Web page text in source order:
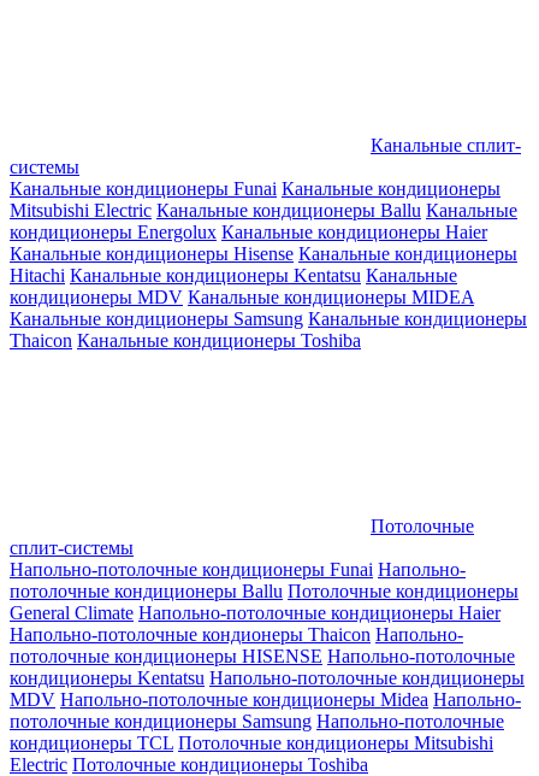
Канальные сплит-
системы
Канальные кондиционеры Funai Канальные кондиционеры
Mitsubishi Electric Канальные кондиционеры Ballu Канальные
кондиционеры Energolux Канальные кондиционеры Haier
Канальные кондиционеры Hisense Канальные кондиционеры
Hitachi Канальные кондиционеры Kentatsu Канальные
кондиционеры MDV Канальные кондиционеры MIDEA
Канальные кондиционеры Samsung Канальные кондиционеры
Thaicon Канальные кондиционеры Toshiba
Потолочные
сплит-системы
Напольно-потолочные кондиционеры Funai Напольно-
потолочные кондиционеры Ballu Потолочные кондиционеры
General Climate Напольно-потолочные кондиционеры Haier
Напольно-потолочные кондионеры Thaicon Напольно-
потолочные кондиционеры HISENSE Напольно-потолочные
кондиционеры Kentatsu Напольно-потолочные кондиционеры
MDV Напольно-потолочные кондиционеры Midea Напольно-
потолочные кондиционеры Samsung Напольно-потолочные
кондиционеры TCL Потолочные кондиционеры Mitsubishi
Electric Потолочные кондиционеры Toshiba